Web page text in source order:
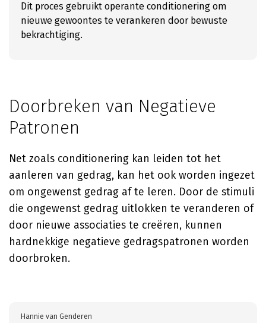
Dit proces gebruikt operante conditionering om
nieuwe gewoontes te verankeren door bewuste
bekrachtiging.
Doorbreken van Negatieve
Patronen
Net zoals conditionering kan leiden tot het
aanleren van gedrag, kan het ook worden ingezet
om ongewenst gedrag af te leren. Door de stimuli
die ongewenst gedrag uitlokken te veranderen of
door nieuwe associaties te creëren, kunnen
hardnekkige negatieve gedragspatronen worden
doorbroken.
Hannie van Genderen